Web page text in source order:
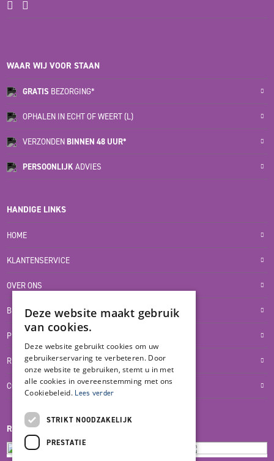
WAAR WIJ VOOR STAAN
GRATIS BEZORGING*
OPHALEN IN ECHT OF WEERT (L)
VERZONDEN BINNEN 48 UUR*
PERSOONLIJKADVIES
HANDIGE LINKS
HOME
KLANTENSERVICE
OVER ONS
BLOG
PRIVACYVERKLARING
RETOUR- EN TERUGBETALINGSBELEID
COOKIES
REVIEWMERK
Deze website maakt gebruik
van cookies.
Deze website gebruikt cookies om uw
gebruikerservaring te verbeteren. Door
onze website te gebruiken, stemt u in met
alle cookies in overeenstemming met ons
Cookiebeleid. Lees verder
STRIKT NOODZAKELIJK
PRESTATIE